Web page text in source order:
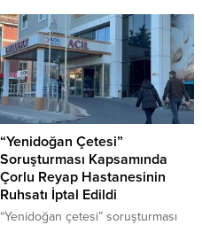
“Yenidoğan Çetesi”
Soruşturması Kapsamında
Çorlu Reyap Hastanesinin
Ruhsatı İptal Edildi
“Yenidoğan çetesi” soruşturması